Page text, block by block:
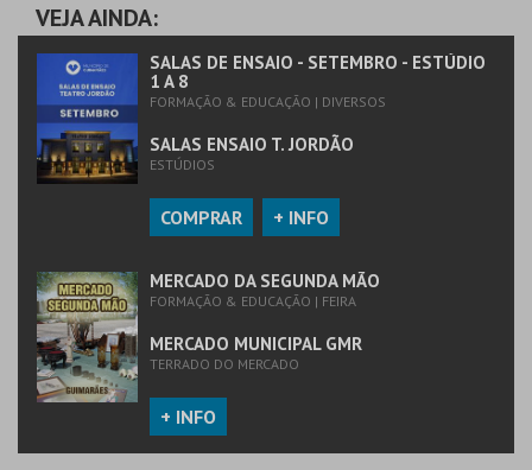
VEJA AINDA:
SALAS DE ENSAIO - SETEMBRO - ESTÚDIO
1 A 8
FORMAÇÃO & EDUCAÇÃO | DIVERSOS
SALAS ENSAIO T. JORDÃO
ESTÚDIOS
COMPRAR + INFO
MERCADO DA SEGUNDA MÃO
FORMAÇÃO & EDUCAÇÃO | FEIRA
MERCADO MUNICIPAL GMR
TERRADO DO MERCADO
+ INFO